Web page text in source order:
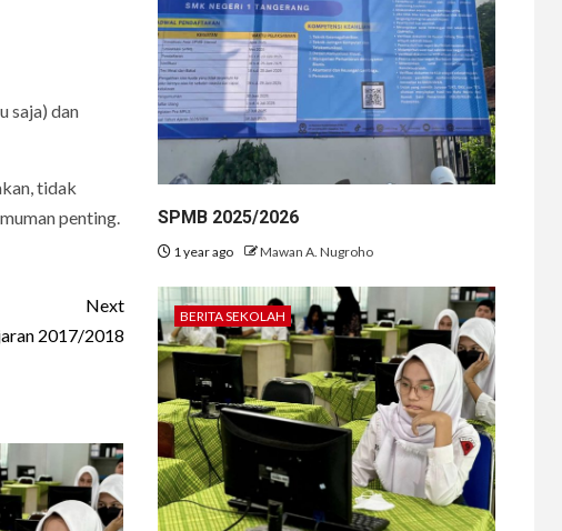
saja) dan
tidak
penting.
Next
2017/2018
SPMB 2025/2026
1 year ago Mawan A. Nugroho
BERITA SEKOLAH